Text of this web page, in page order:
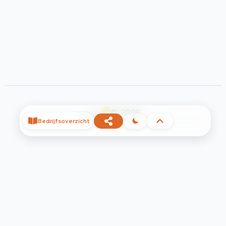
©
Bedrijfsoverzicht